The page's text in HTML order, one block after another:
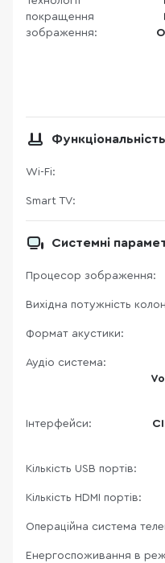
покращення
зображення:
Функціональність
Wi-Fi:
Smart TV:
Системні
Процесор зображення:
Вихідна потужність
Формат акустики:
Аудіо система:
Інтерфейси:
Кількість USB портів:
Кількість HDMI портів:
Операційна система
Енергоспоживання в